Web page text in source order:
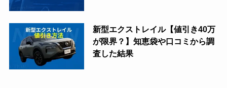
新型エクストレイル【値引き40万
が限界？】知恵袋や口コミから調
査した結果